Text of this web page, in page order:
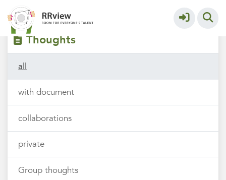
Filters tags
Thoughts
all
with document
collaborations
private
Group thoughts